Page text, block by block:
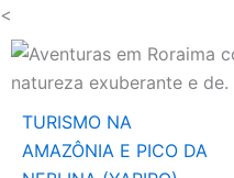
<
para
TURISMO NA
AMAZÔNIA E PICO DA